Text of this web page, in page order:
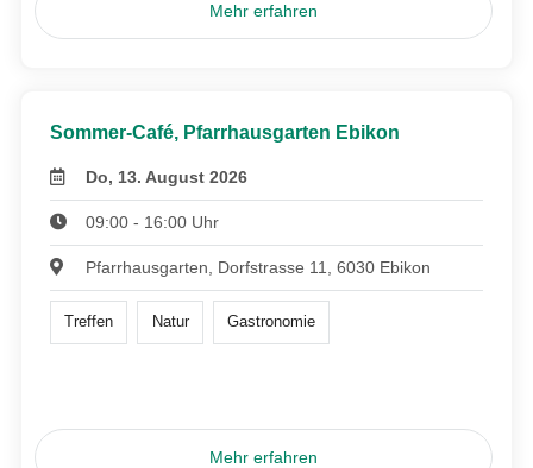
Mehr erfahren
Sommer-Café, Pfarrhausgarten Ebikon
Do, 13. August 2026
09:00 - 16:00 Uhr
Pfarrhausgarten, Dorfstrasse 11, 6030 Ebikon
Treffen Natur Gastronomie
Mehr erfahren